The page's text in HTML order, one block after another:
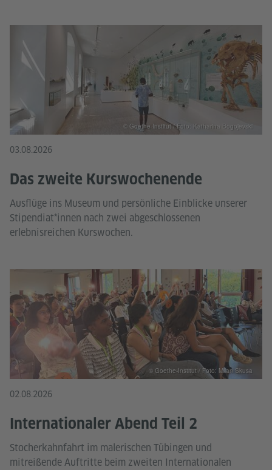
03.08.2026
Das zweite Kurswochenende
Ausflüge ins Museum und persönliche Einblicke unserer
Stipendiat*innen nach zwei abgeschlossenen
erlebnisreichen Kurswochen.
© Goethe-Institut / Foto: Katharina Bogojevski
02.08.2026
Internationaler Abend Teil 2
Stocherkahnfahrt im malerischen Tübingen und
mitreißende Auftritte beim zweiten Internationalen
© Goethe-Institut / Foto: Milan Skusa